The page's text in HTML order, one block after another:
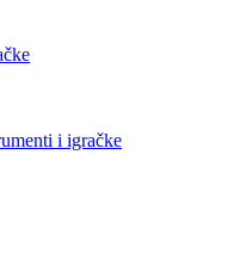
i igračke